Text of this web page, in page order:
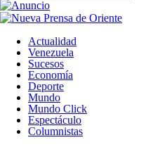
Actualidad
Venezuela
Sucesos
Economía
Deporte
Mundo
Mundo Click
Espectáculo
Columnistas